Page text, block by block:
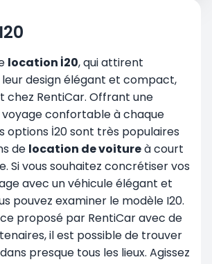
location İ20, qui attirent
design élégant et compact,
chez RentiCar. Offrant une
confortable à chaque
options İ20 sont très populaires
de location de voitureà court
Si vous souhaitez concrétiser vos
avec un véhicule élégant et
pouvez examiner le modèle I20.
proposé par RentiCar avec de
il est possible de trouver
presque tous les lieux. Agissez